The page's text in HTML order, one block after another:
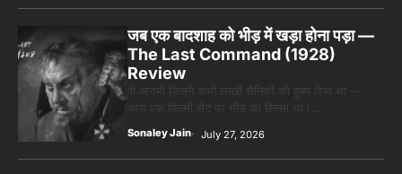
जब एक बादशाह को भीड़ में खड़ा होना पड़ा —
The Last Command (1928)
Review
वो आदमी जिसने कभी लाखों सैनिकों को हुक्म दिया था —
आज एक फ़िल्मी सेट पर भीड़ का हिस्सा था।…
Sonaley Jain July 27, 2026